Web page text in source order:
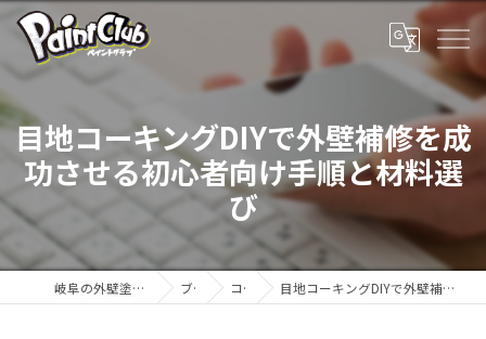
目地コーキングDIYで外壁補修を成
功させる初心者向け手順と材料選
び
岐阜の外壁塗装ならペイントクラブ ブログ コラム 目地コーキングDIYで外壁補修を成功させる初心者向け手順と材料選び